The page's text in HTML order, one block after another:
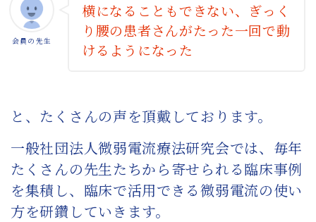
会員の先生
横になることもできない、ぎっく
り腰の患者さんがたった一回で動
けるようになった
と、たくさんの声を頂戴しております。
一般社団法人微弱電流療法研究会では、毎年
たくさんの先生たちから寄せられる臨床事例
を集積し、臨床で活用できる微弱電流の使い
方を研鑽していきます。